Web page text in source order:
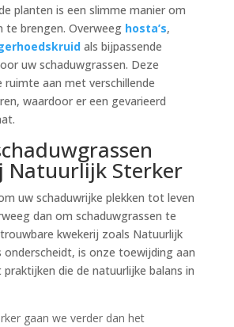
planten is een slimme manier om
brengen. Overweeg hosta’s,
als bijpassende
uw schaduwgrassen. Deze
ruimte aan met verschillende
waardoor er een gevarieerd
Natuurlijk Sterker
uw schaduwrijke plekken tot leven
dan om schaduwgrassen te
kwekerij zoals Natuurlijk
onderscheidt, is onze toewijding aan
die de natuurlijke balans in
gaan we verder dan het